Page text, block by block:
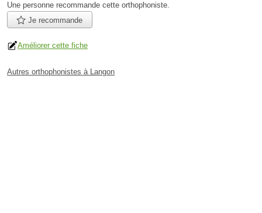
Une personne recommande cette orthophoniste.
Je recommande
Améliorer cette fiche
Autres orthophonistes à Langon